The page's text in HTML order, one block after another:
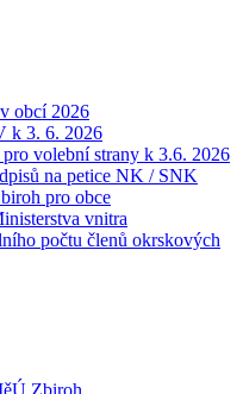
obcí 2026
k 3. 6. 2026
volební strany k 3.6. 2026
na petice NK / SNK
pro obce
vnitra
počtu členů okrskových
Zbiroh